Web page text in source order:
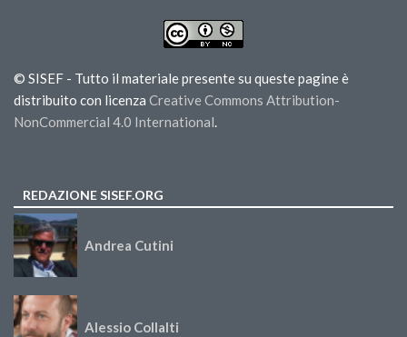
© SISEF - Tutto il materiale presente su queste pagine è
distribuito con licenza Creative Commons Attribution-
NonCommercial 4.0 International.
REDAZIONE SISEF.ORG
Andrea Cutini
Alessio Collalti